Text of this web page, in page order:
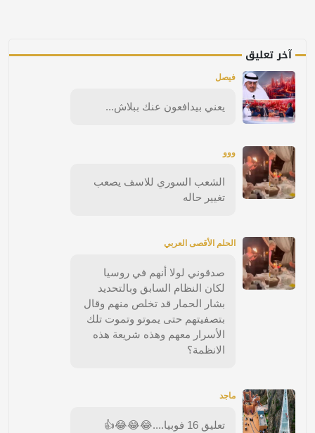
آخر تعليق
فيصل
يعني بيدافعون عنك ببلاش...
ووو
الشعب السوري للاسف يصعب
تغيير حاله
الحلم الأقصى العربي
صدقوني لولا أنهم في روسيا
لكان النظام السابق وبالتحديد
بشار الحمار قد تخلص منهم وقال
بتصفيتهم حتى يموتو وتموت تلك
الأسرار معهم وهذه شريعة هذه
الانظمة؟
ماجد
تعليق 16 فوبيا....😂😂😂👍